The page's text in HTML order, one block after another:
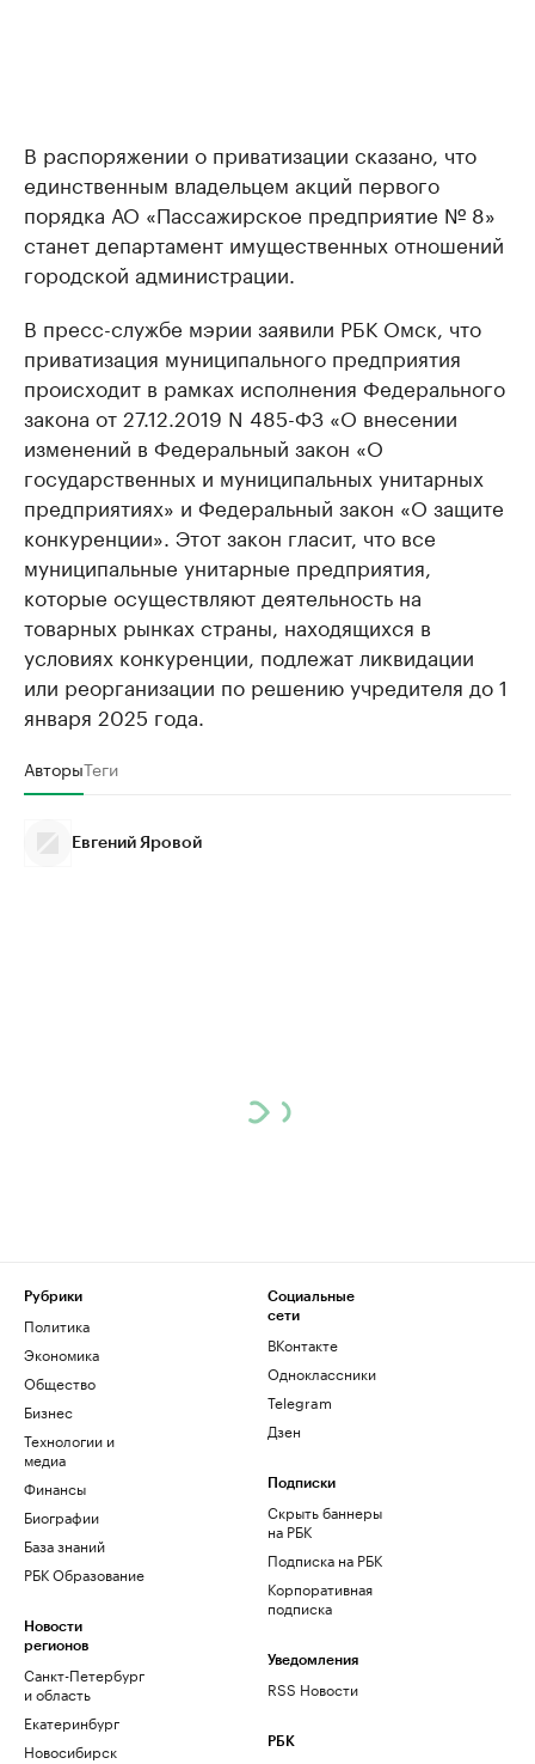
В распоряжении о приватизации сказано, что
единственным владельцем акций первого
порядка АО «Пассажирское предприятие № 8»
станет департамент имущественных отношений
городской администрации.
В пресс-службе мэрии заявили РБК Омск, что
приватизация муниципального предприятия
происходит в рамках исполнения Федерального
закона от 27.12.2019 N 485-ФЗ «О внесении
изменений в Федеральный закон «О
государственных и муниципальных унитарных
предприятиях» и Федеральный закон «О защите
конкуренции». Этот закон гласит, что все
муниципальные унитарные предприятия,
которые осуществляют деятельность на
товарных рынках страны, находящихся в
условиях конкуренции, подлежат ликвидации
или реорганизации по решению учредителя до 1
января 2025 года.
АвторыТеги
Евгений Яровой
Рубрики
Политика
Экономика
Общество
Бизнес
Технологии и
медиа
Финансы
Биографии
База знаний
РБК Образование
Новости
регионов
Санкт-Петербург
и область
Екатеринбург
Новосибирск
Социальные
сети
ВКонтакте
Одноклассники
Telegram
Дзен
Подписки
Скрыть баннеры
на РБК
Подписка на РБК
Корпоративная
подписка
Уведомления
RSS Новости
РБК